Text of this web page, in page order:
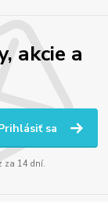
akcie a
sa
za 14 dní.